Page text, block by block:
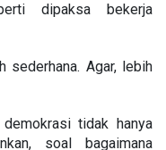
dipaksa bekerja
sederhana. Agar, lebih
tidak hanya
soal bagaimana